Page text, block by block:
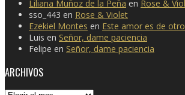
Liliana Muñoz de la Peña en Rose &
sso_443 en Rose & Violet
Ezekiel Montes en Este amor es de
Luis en Señor, dame paciencia
Felipe en Señor, dame paciencia
ARCHIVOS